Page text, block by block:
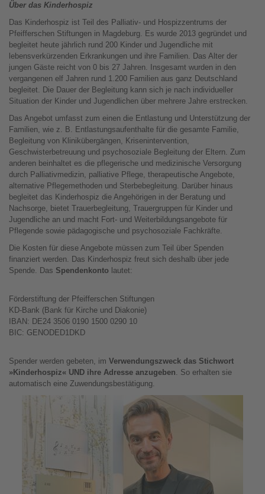
Über das Kinderhospiz
Das Kinderhospiz ist Teil des Palliativ- und Hospizzentrums der
Pfeifferschen Stiftungen in Magdeburg. Es wurde 2013 gegründet und
begleitet heute jährlich rund 200 Kinder und Jugendliche mit
lebensverkürzenden Erkrankungen und ihre Familien. Das Alter der
jungen Gäste reicht von 0 bis 27 Jahren. Insgesamt wurden in den
vergangenen elf Jahren rund 1.200 Familien aus ganz Deutschland
begleitet. Die Dauer der Begleitung kann sich je nach individueller
Situation der Kinder und Jugendlichen über mehrere Jahre erstrecken.
Das Angebot umfasst zum einen die Entlastung und Unterstützung der
Familien, wie z. B. Entlastungsaufenthalte für die gesamte Familie,
Begleitung von Klinikübergängen, Krisenintervention,
Geschwisterbetreuung und psychosoziale Begleitung der Eltern. Zum
anderen beinhaltet es die pflegerische und medizinische Versorgung
durch Palliativmedizin, palliative Pflege, therapeutische Angebote,
alternative Pflegemethoden und Sterbebegleitung. Darüber hinaus
begleitet das Kinderhospiz die Angehörigen in der Beratung und
Nachsorge, bietet Trauerbegleitung, Trauergruppen für Kinder und
Jugendliche an und macht Fort- und Weiterbildungsangebote für
Pflegende sowie pädagogische und psychosoziale Fachkräfte.
Die Kosten für diese Angebote müssen zum Teil über Spenden
finanziert werden. Das Kinderhospiz freut sich deshalb über jede
Spende. Das Spendenkonto lautet:
Förderstiftung der Pfeifferschen Stiftungen
KD-Bank (Bank für Kirche und Diakonie)
IBAN: DE24 3506 0190 1500 0290 10
BIC: GENODED1DKD
Spender werden gebeten, im Verwendungszweck das Stichwort
»Kinderhospiz« UND ihre Adresse anzugeben. So erhalten sie
automatisch eine Zuwendungsbestätigung.